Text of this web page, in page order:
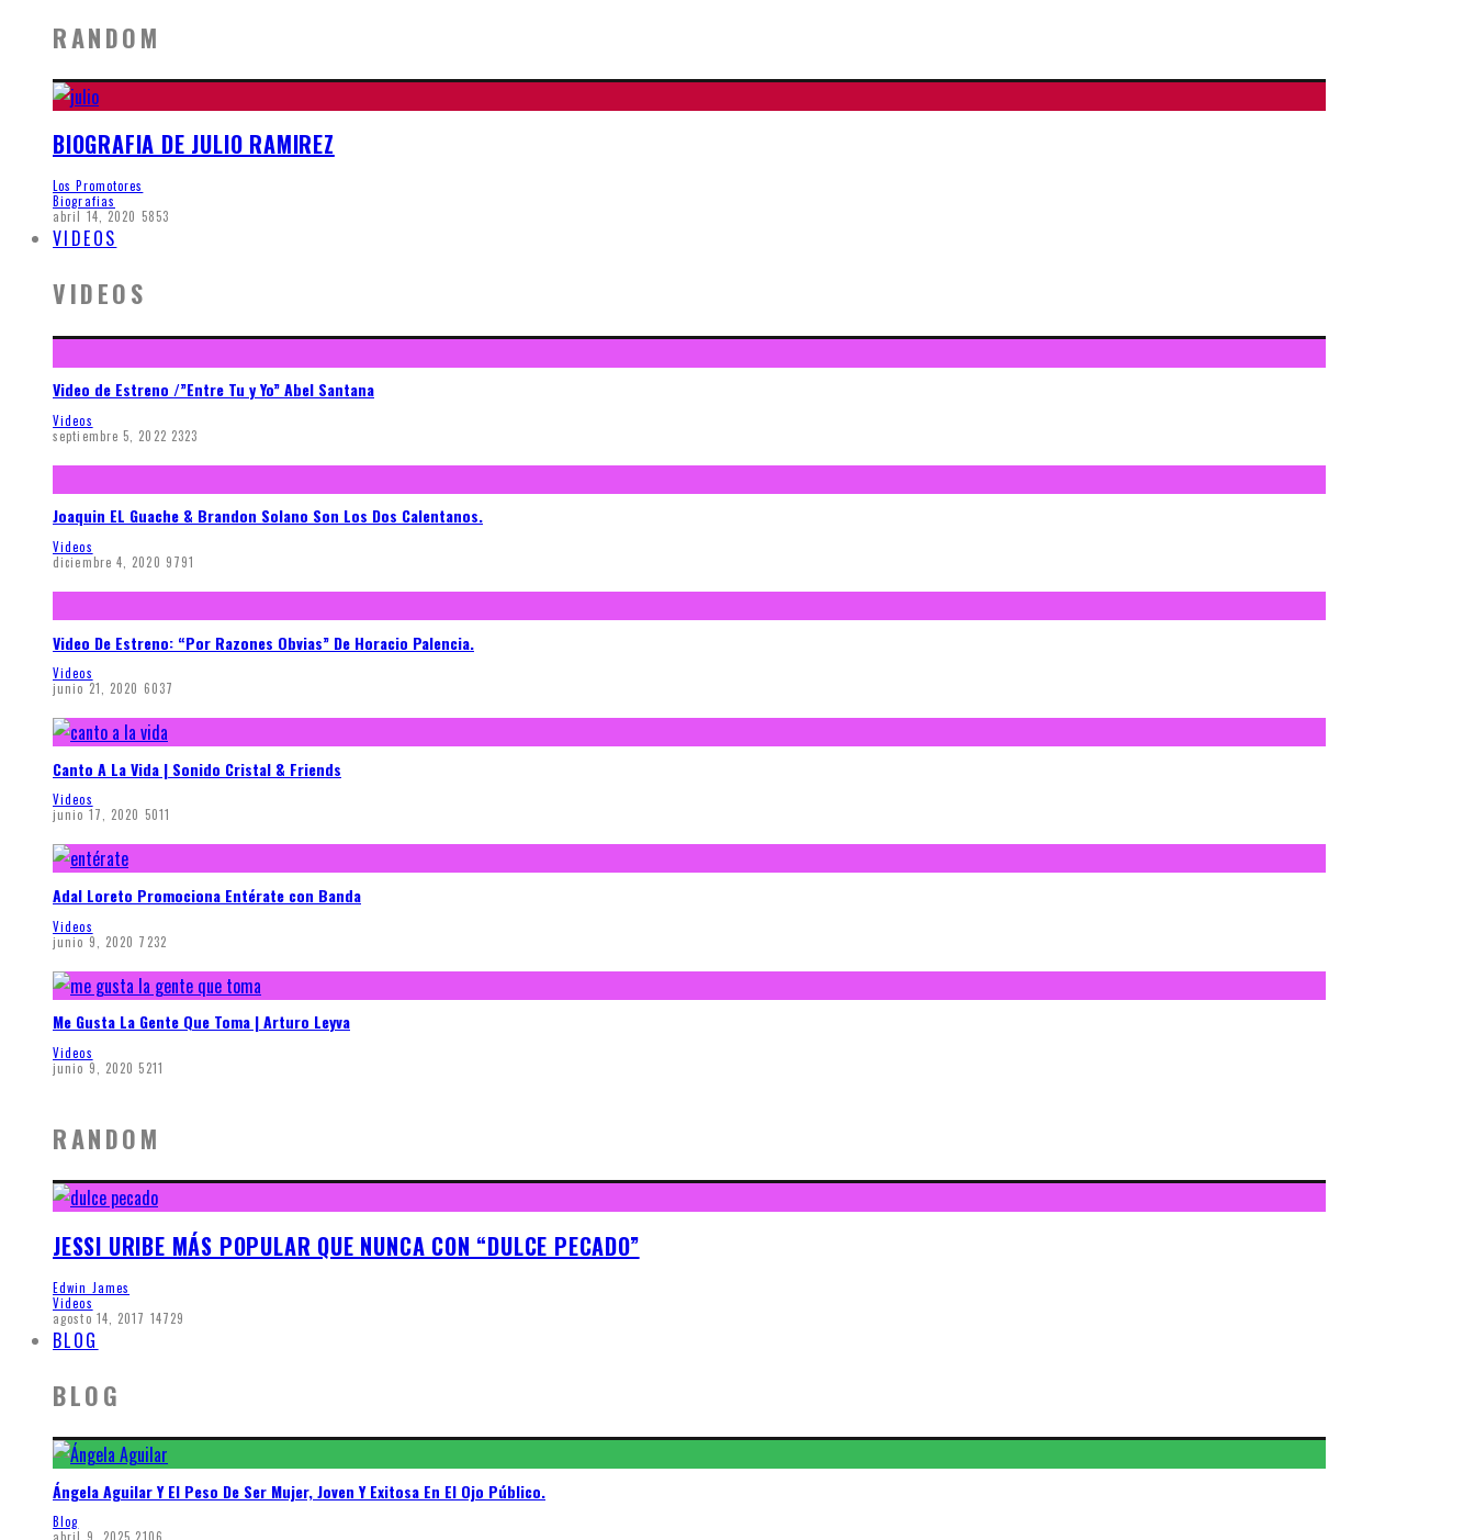
RANDOM
BIOGRAFIA DE JULIO RAMIREZ
Los Promotores
Biografias
abril 14, 2020 5853
VIDEOS
VIDEOS
Video de Estreno /”Entre Tu y Yo” Abel Santana
Videos
septiembre 5, 2022 2323
Joaquin EL Guache & Brandon Solano Son Los Dos Calentanos.
Videos
diciembre 4, 2020 9791
Video De Estreno: “Por Razones Obvias” De Horacio Palencia.
Videos
junio 21, 2020 6037
Canto A La Vida | Sonido Cristal & Friends
Videos
junio 17, 2020 5011
Adal Loreto Promociona Entérate con Banda
Videos
junio 9, 2020 7232
Me Gusta La Gente Que Toma | Arturo Leyva
Videos
junio 9, 2020 5211
RANDOM
JESSI URIBE MÁS POPULAR QUE NUNCA CON “DULCE PECADO”
Edwin James
Videos
agosto 14, 2017 14729
BLOG
BLOG
Ángela Aguilar Y El Peso De Ser Mujer, Joven Y Exitosa En El Ojo Público.
Blog